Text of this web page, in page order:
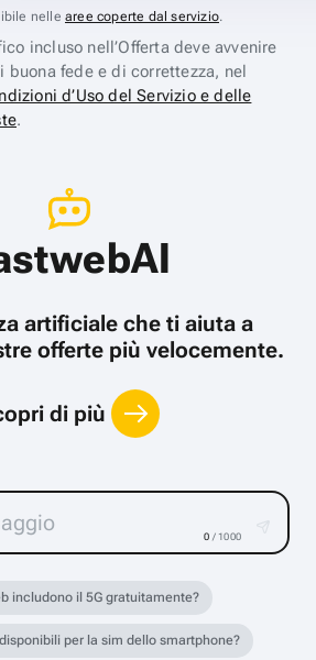
nelle aree coperte dal servizio.
incluso nell’Offerta deve avvenire
buona fede e di correttezza, nel
d’Uso del Servizio e delle
.
artificiale che ti aiuta a
offerte più velocemente.
di più
0 / 1000
includono il 5G gratuitamente?
per la sim dello smartphone?